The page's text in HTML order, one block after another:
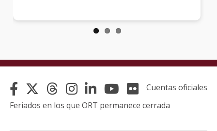
Cuentas oficiales
Feriados en los que ORT permanece cerrada